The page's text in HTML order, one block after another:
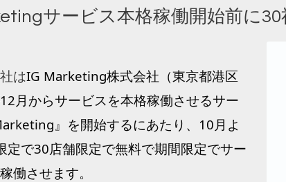
サービス本格稼働開始前に
はIG Marketing株式会社（東京都港区
月からサービスを本格稼働させるサー
』を開始するにあたり、10月よ
定で30店舗限定で無料で期間限定でサー
働させます。